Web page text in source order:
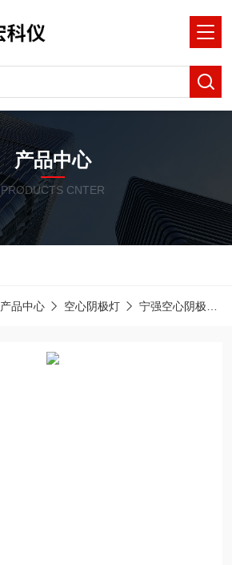
产品中心
PRODUCTS CNTER
产品中心 空心阴极灯 宁强空心阴极灯HL-1